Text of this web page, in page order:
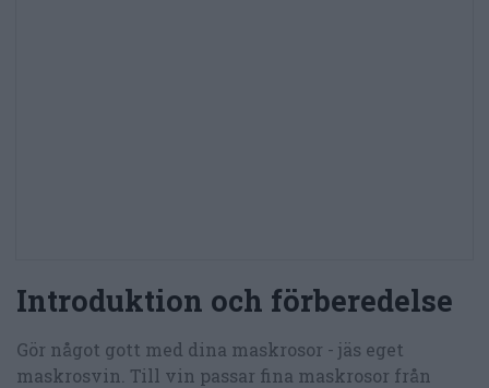
Introduktion och förberedelse
Gör något gott med dina maskrosor - jäs eget
maskrosvin. Till vin passar fina maskrosor från